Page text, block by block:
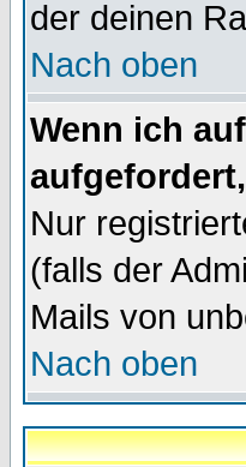
der deinen
Nach oben
Wenn ich
Nur
(falls der
Mails von
Nach oben